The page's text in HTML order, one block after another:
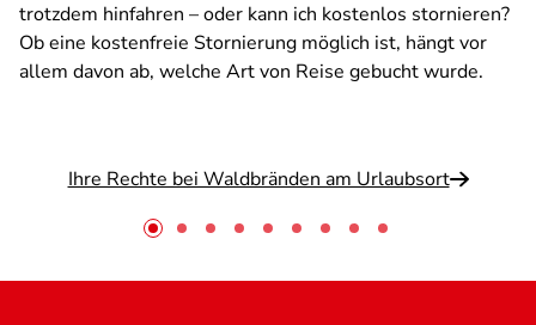
trotzdem hinfahren – oder kann ich kostenlos stornieren?
Ob eine kostenfreie Stornierung möglich ist, hängt vor
allem davon ab, welche Art von Reise gebucht wurde.
Ihre Rechte bei Waldbränden am Urlaubsort